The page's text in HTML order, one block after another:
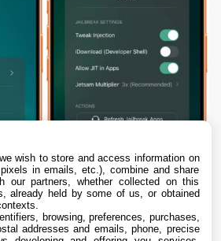
we wish to store and access information on
in emails, etc.), combine and share
our partners, whether collected on this
already held by some of us, or obtained
browsing, preferences, purchases,
addresses and emails, phone, precise